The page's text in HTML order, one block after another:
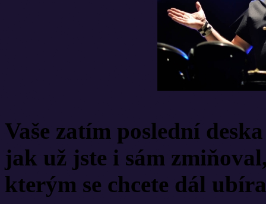
Vaše zatím poslední
jak už jste i sám
kterým se chcete dál